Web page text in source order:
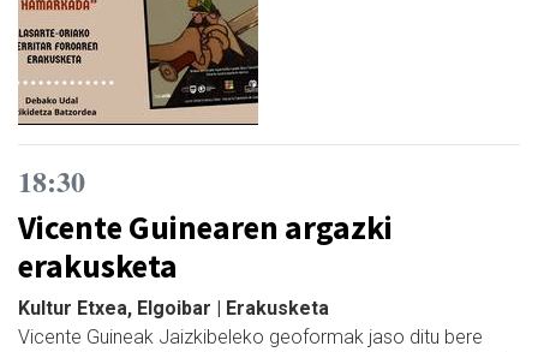
18:30
Vicente Guinearen argazki
erakusketa
Kultur Etxea, Elgoibar | Erakusketa
Vicente Guineak Jaizkibeleko geoformak jaso ditu bere